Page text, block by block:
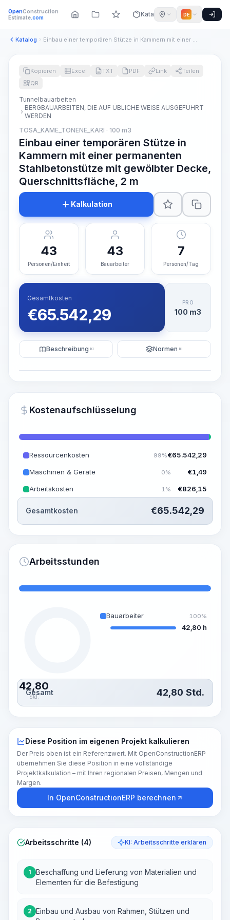
OpenConstruction
Estimate.com Katalog DE
Katalog Einbau einer temporären Stütze in Kammern mit einer permanen...
~15-30 Sek.
Kopieren Excel TXT PDF Link
Teilen
QR
Tunnelbauarbeiten
BERGBAUARBEITEN, DIE AUF ÜBLICHE WEISE AUSGEFÜHRT
WERDEN
TOSA_KAME_TONENE_KARI · 100 m3
Einbau einer temporären Stütze in
Kammern mit einer permanenten
Stahlbetonstütze mit gewölbter Decke,
Querschnittsfläche, 2 m
Kalkulation
43
Personen/Einheit
43
Bauarbeiter
7
Personen/Tag
Gesamtkosten
€65.542,29
PRO
100 m3
Beschreibung KI Normen KI
Kostenaufschlüsselung
Ressourcenkosten 99%€65.542,29
Maschinen & Geräte 0% €1,49
Arbeitskosten 1% €826,15
Gesamtkosten €65.542,29
Arbeitsstunden
42,80
Std.
Bauarbeiter 100%
42,80 h
Gesamt 42,80 Std.
Diese Position im eigenen Projekt kalkulieren
Der Preis oben ist ein Referenzwert. Mit OpenConstructionERP
übernehmen Sie diese Position in eine vollständige
Projektkalkulation – mit Ihren regionalen Preisen, Mengen und
Margen.
In OpenConstructionERP berechnen
Arbeitsschritte (4) KI: Arbeitsschritte erklären
1
Beschaffung und Lieferung von Materialien und
Elementen für die Befestigung
2 Einbau und Ausbau von Rahmen, Stützen und